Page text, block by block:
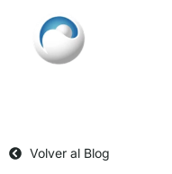
Volver al Blog